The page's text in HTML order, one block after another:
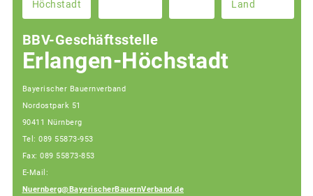
Höchstadt
Land
BBV-Geschäftsstelle
Erlangen-Höchstadt
Bayerischer Bauernverband
Nordostpark 51
90411 Nürnberg
Tel: 089 55873-953
Fax: 089 55873-853
E-Mail:
Nuernberg@BayerischerBauernVerband.de